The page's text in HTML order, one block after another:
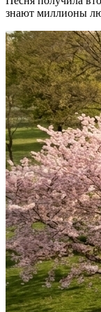
знают миллионы